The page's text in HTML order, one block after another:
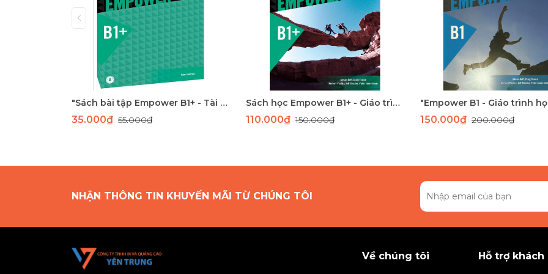
"Sách bài tập Empower B1+ - Tài liệu học tiếng Anh trung cấp Cambridge"
35.000₫ 55.000₫
Sách học Empower B1+ - Giáo trình học tiếng Anh giao tiếp trình độ B1+
110.000₫150.000₫ 150.000₫ 200.000₫
NHẬN THÔNG TIN KHUYẾN MÃI TỪ CHÚNG TÔI
Về chúng tôi Hỗ trợ khách